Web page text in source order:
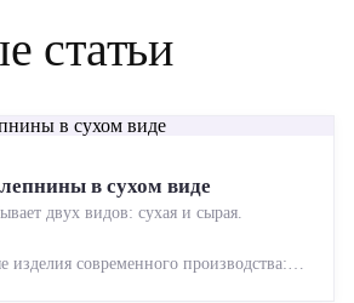
статьи
в сухом виде
двух видов: сухая и сырая.
изделия современного производства: